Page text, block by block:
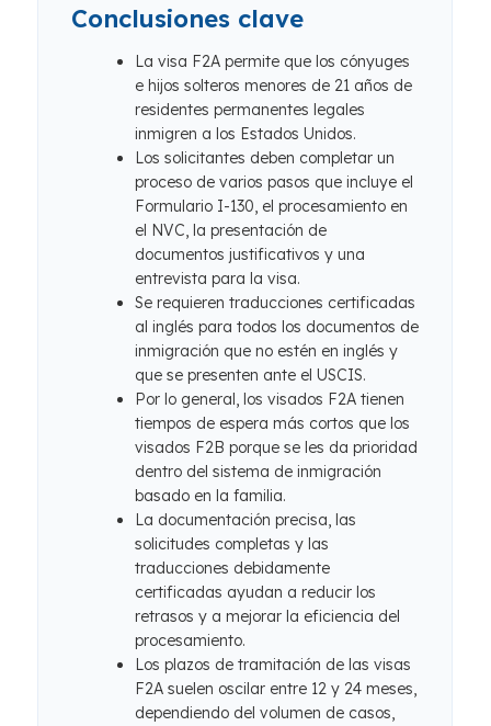
Conclusiones clave
La visa F2A permite que los cónyuges
e hijos solteros menores de 21 años de
residentes permanentes legales
inmigren a los Estados Unidos.
Los solicitantes deben completar un
proceso de varios pasos que incluye el
Formulario I-130, el procesamiento en
el NVC, la presentación de
documentos justificativos y una
entrevista para la visa.
Se requieren traducciones certificadas
al inglés para todos los documentos de
inmigración que no estén en inglés y
que se presenten ante el USCIS.
Por lo general, los visados ​​F2A tienen
tiempos de espera más cortos que los
visados ​​F2B porque se les da prioridad
dentro del sistema de inmigración
basado en la familia.
La documentación precisa, las
solicitudes completas y las
traducciones debidamente
certificadas ayudan a reducir los
retrasos y a mejorar la eficiencia del
procesamiento.
Los plazos de tramitación de las visas
F2A suelen oscilar entre 12 y 24 meses,
dependiendo del volumen de casos,